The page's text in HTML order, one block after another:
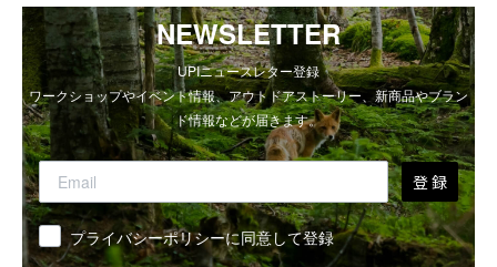
NEWSLETTER
UPIニュースレター登録
ワークショップやイベント情報、アウトドアストーリー、新商品やブラン
ド情報などが届きます。
登 録
同意 プライバシーポリシーに同意して登録